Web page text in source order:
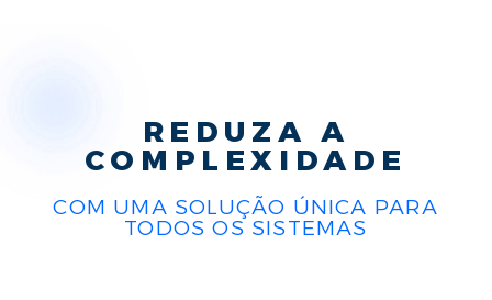
REDUZA A
COMPLEXIDADE
COM UMA SOLUÇÃO ÚNICA PARA
TODOS OS SISTEMAS​